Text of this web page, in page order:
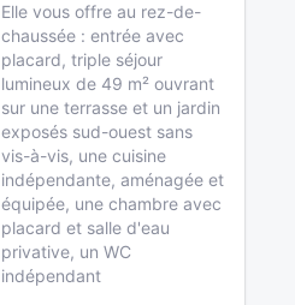
Elle vous offre au rez-de-
chaussée : entrée avec
placard, triple séjour
lumineux de 49 m² ouvrant
sur une terrasse et un jardin
exposés sud-ouest sans
vis-à-vis, une cuisine
indépendante, aménagée et
équipée, une chambre avec
placard et salle d'eau
privative, un WC
indépendant